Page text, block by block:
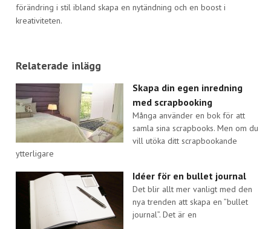
förändring i stil ibland skapa en nytändning och en boost i
kreativiteten.
Relaterade inlägg
Skapa din egen inredning
med scrapbooking
Många använder en bok för att
samla sina scrapbooks. Men om du
vill utöka ditt scrapbookande
ytterligare
Idéer för en bullet journal
Det blir allt mer vanligt med den
nya trenden att skapa en ”bullet
journal”. Det är en